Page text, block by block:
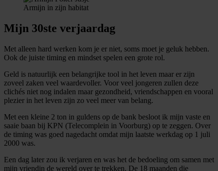
Armijn in zijn habitat
Mijn 30ste verjaardag
Met alleen hard werken kom je er niet, soms moet je geluk hebben.
Ook de juiste timing en mindset spelen een grote rol.
Geld is natuurlijk een belangrijke tool in het leven maar er zijn
zoveel zaken veel waardevoller. Voor veel jongeren zullen deze
clichés niet nog indalen maar gezondheid, vriendschappen en vooral
plezier in het leven zijn zo veel meer van belang.
Met een kleine 2 ton in guldens op de bank besloot ik mijn vaste en
saaie baan bij KPN (Telecomplein in Voorburg) op te zeggen. Over
de timing was goed nagedacht omdat mijn laatste werkdag op 1 juli
2000 was.
Een dag later zou ik verjaren en was het de bedoeling om samen met
mijn vriendin de wereld over te trekken. De 18 maanden die